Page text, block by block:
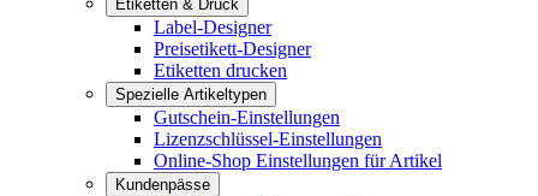
Etiketten & Druck
Label-Designer
Preisetikett-Designer
Etiketten drucken
Spezielle Artikeltypen
Gutschein-Einstellungen
Lizenzschlüssel-Einstellungen
Online-Shop Einstellungen für Artikel
Kundenpässe